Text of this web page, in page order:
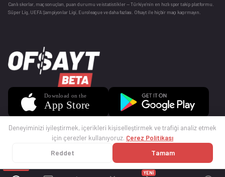
YENİ
Canlı skorlar , maç sonuçları, puan durumu ve istatistikler — Türkiye’nin en hızlı spor takip platformu.
Süper Lig, UEFA Şampiyonlar Ligi, Euroleague ve daha fazlası. Ofsayt ile hiçbir maçı kaçırmayın.
© 2025 Ofsayt
Deneyiminizi iyileştirmek, içerikleri kişiselleştirmek ve trafiği analiz etmek
için çerezler kullanıyoruz. Çerez Politikası
Reddet Tamam